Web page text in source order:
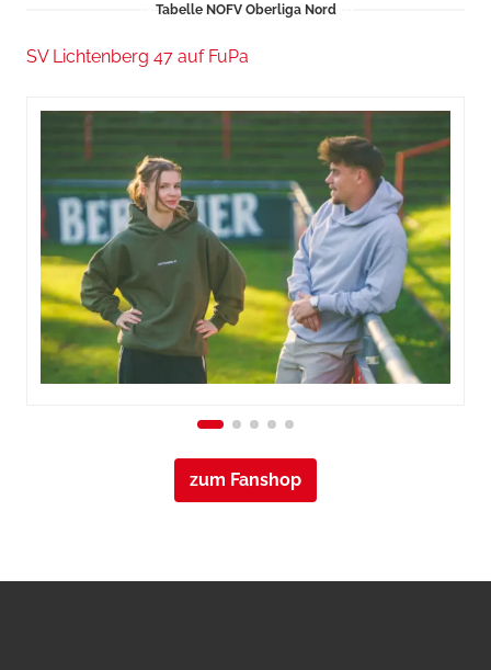
Tabelle NOFV Oberliga Nord
SV Lichtenberg 47 auf FuPa
zum Fanshop